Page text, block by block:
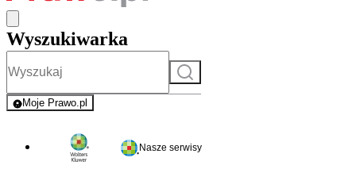
Wyszukiwarka
Szukaj
Moje Prawo.pl
- rejestracja i logowanie do serwisu
Nasze serwisy